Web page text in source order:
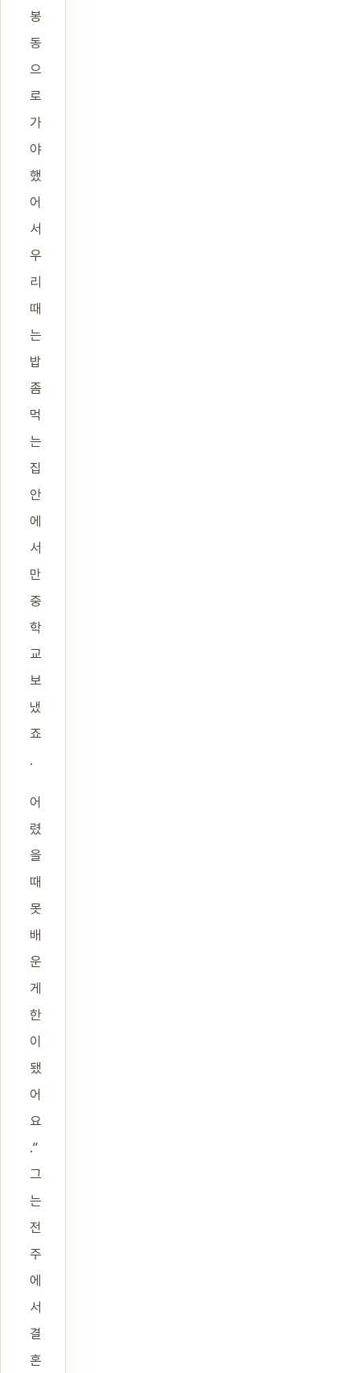
봉
동
으
로
가
야
했
어
서
우
리
때
는
밥
좀
먹
는
집
안
에
서
만
중
학
교
보
냈
죠
.
어
렸
을
때
못
배
운
게
한
이
됐
어
요
.”
그
는
전
주
에
서
결
혼